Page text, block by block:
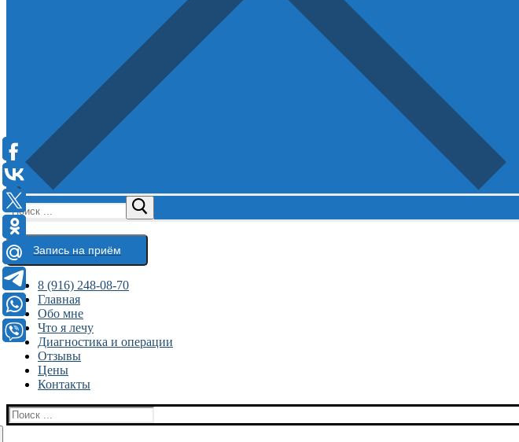
Найти:
Запись на приём
8 (916) 248-08-70
Главная
Обо мне
Что я лечу
Диагностика и операции
Отзывы
Цены
Контакты
Найти: